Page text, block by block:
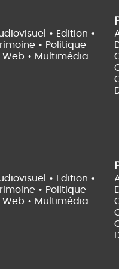
• Edition •
• Politique
Web • Multimédia
• Edition •
• Politique
Web • Multimédia